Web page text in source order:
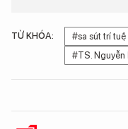
TỪ KHÓA: #sa sút trí tuệ
#TS. Nguyễn